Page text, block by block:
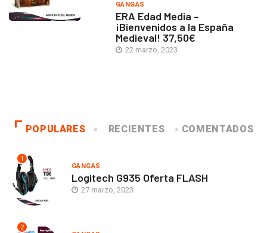
GANGAS
ERA Edad Media –
¡Bienvenidos a la España
Medieval! 37,50€
22 marzo, 2023
POPULARES RECIENTES COMENTADOS
1
GANGAS
Logitech G935 Oferta FLASH
27 marzo, 2023
2